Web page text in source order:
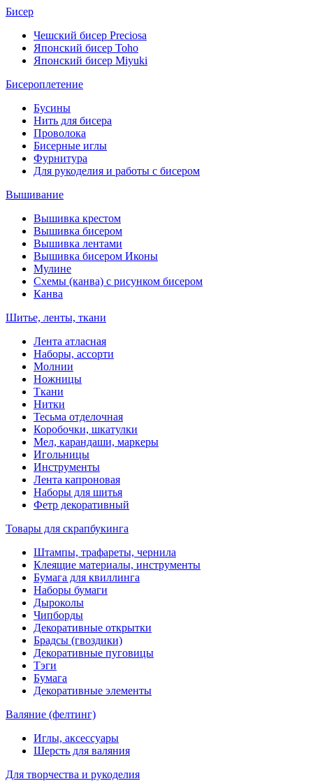
Бисер
Чешский бисер Preciosa
Японский бисер Toho
Японский бисер Miyuki
Бисероплетение
Бусины
Нить для бисера
Проволока
Бисерные иглы
Фурнитура
Для рукоделия и работы с бисером
Вышивание
Вышивка крестом
Вышивка бисером
Вышивка лентами
Вышивка бисером Иконы
Мулине
Схемы (канва) с рисунком бисером
Канва
Шитье, ленты, ткани
Лента атласная
Наборы, ассорти
Молнии
Ножницы
Ткани
Нитки
Тесьма отделочная
Коробочки, шкатулки
Мел, карандаши, маркеры
Игольницы
Инструменты
Лента капроновая
Наборы для шитья
Фетр декоративный
Товары для скрапбукинга
Штампы, трафареты, чернила
Клеящие материалы, инструменты
Бумага для квиллинга
Наборы бумаги
Дыроколы
Чипборды
Декоративные открытки
Брадсы (гвоздики)
Декоративные пуговицы
Тэги
Бумага
Декоративные элементы
Валяние (фелтинг)
Иглы, аксессуары
Шерсть для валяния
Для творчества и рукоделия